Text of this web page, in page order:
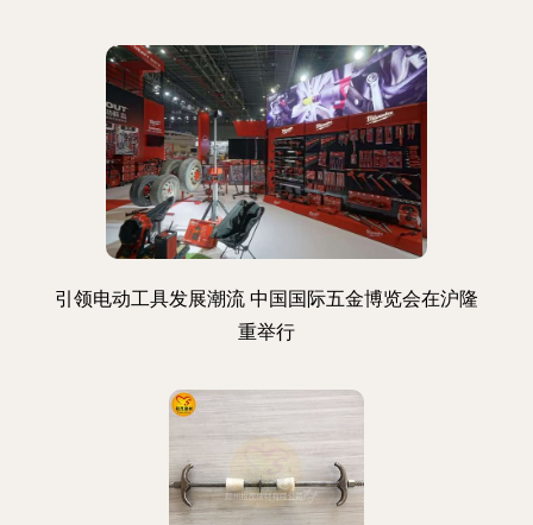
引领电动工具发展潮流 中国国际五金博览会在沪隆
重举行